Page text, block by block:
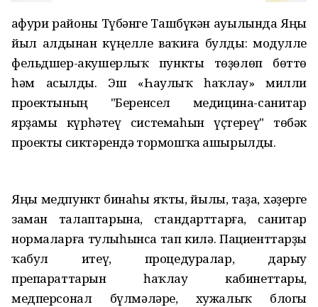
Ғафури районы Түбәнге Ташбүкән ауылында Яңы
йыл алдынан күңелле ваҡиға булды: модулле
фельдшер-акушерлыҡ пункты төҙөлөп бөттө
һәм асылды. Эш «Һаулыҡ һаҡлау» милли
проектының "Беренсел медицина-санитар
ярҙамы күрһәтеү системаһын үҫтереү" төбәк
проекты сиктәрендә тормошҡа ашырылды.
Яңы медпункт бинаһы яҡты, йылы, таҙа, хәҙерге
заман талаптарына, стандарттарға, санитар
нормаларға тулыһынса тап килә. Пациенттарҙы
ҡабул итеү, процедуралар, дарыу
препараттарын һаҡлау кабинеттары,
медперсонал бүлмәләре, хужалыҡ блогы